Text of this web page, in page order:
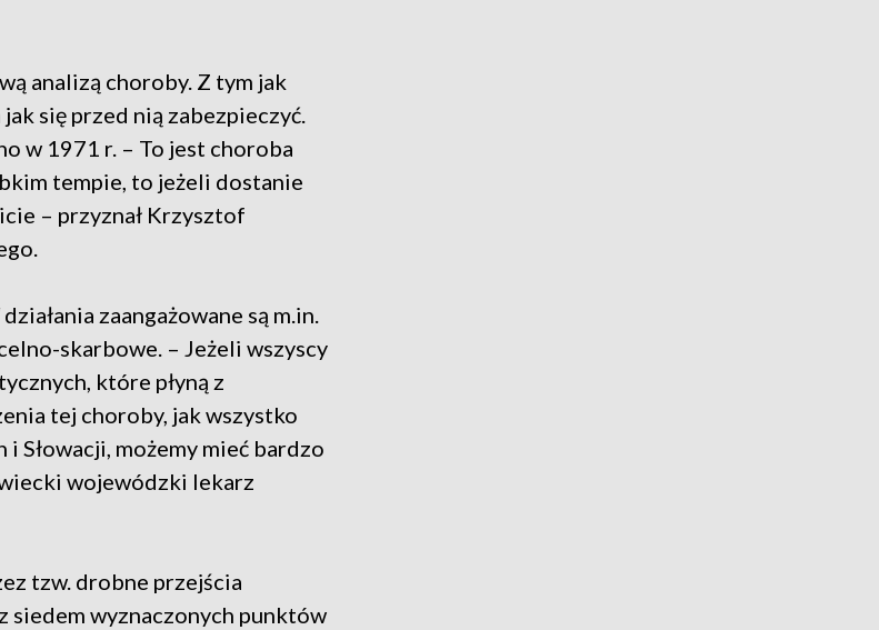
analizą choroby. Z tym jak
się przed nią zabezpieczyć.
w 1971 r. – To jest choroba
tempie, to jeżeli dostanie
– przyznał Krzysztof
zaangażowane są m.in.
skarbowe. – Jeżeli wszyscy
które płyną z
tej choroby, jak wszystko
Słowacji, możemy mieć bardzo
wojewódzki lekarz
tzw. drobne przejścia
siedem wyznaczonych punktów